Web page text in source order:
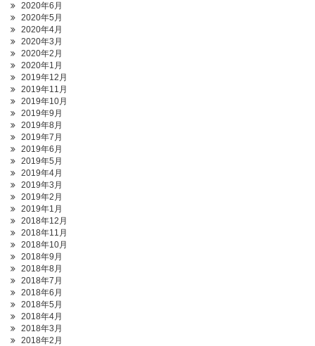
2020年6月
2020年5月
2020年4月
2020年3月
2020年2月
2020年1月
2019年12月
2019年11月
2019年10月
2019年9月
2019年8月
2019年7月
2019年6月
2019年5月
2019年4月
2019年3月
2019年2月
2019年1月
2018年12月
2018年11月
2018年10月
2018年9月
2018年8月
2018年7月
2018年6月
2018年5月
2018年4月
2018年3月
2018年2月